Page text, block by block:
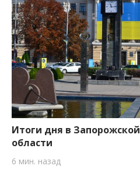
Итоги дня в Запорожской
области
6 мин. назад